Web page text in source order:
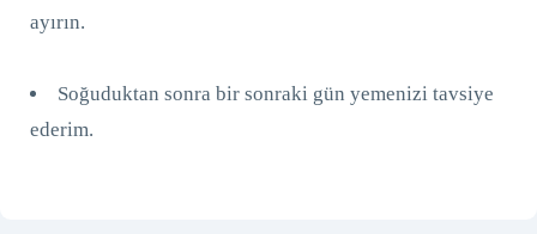
ayırın.
Soğuduktan sonra bir sonraki gün yemenizi tavsiye
ederim.